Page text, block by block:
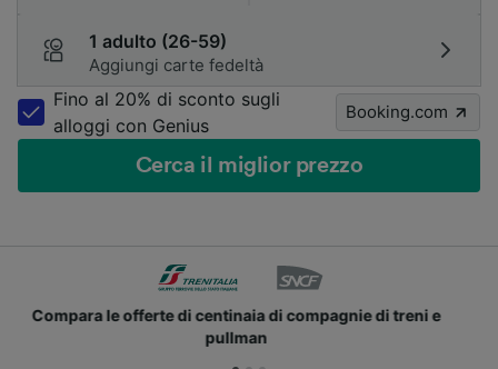
1 adulto (26-59)
Aggiungi carte fedeltà
Fino al 20% di sconto sugli
alloggi con Genius
Booking.com
Cerca il miglior prezzo
Unisciti ai milioni di utenti che usano già Trainline